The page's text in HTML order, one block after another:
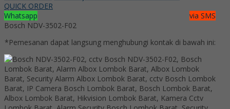
QUICK ORDER
Whatsapp
via SMS
Bosch NDV-3502-F02
*Pemesanan dapat langsung menghubungi kontak di bawah ini: